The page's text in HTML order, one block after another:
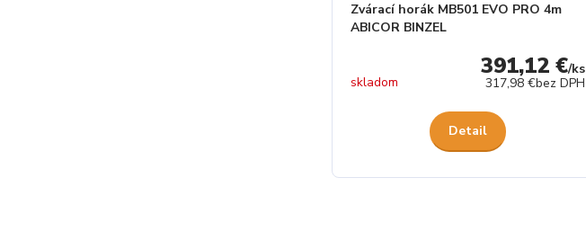
Zvárací horák MB501 EVO PRO 4m
ABICOR BINZEL
391,12 €/ks
317,98 €bez DPH
skladom
Detail